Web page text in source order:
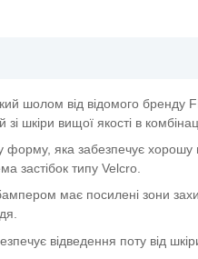
шолом від відомого бренду
шкіри вищої якості в
яка забезпечує хорошу
застібок типу Velcro.
має посилені зони
відведення поту від